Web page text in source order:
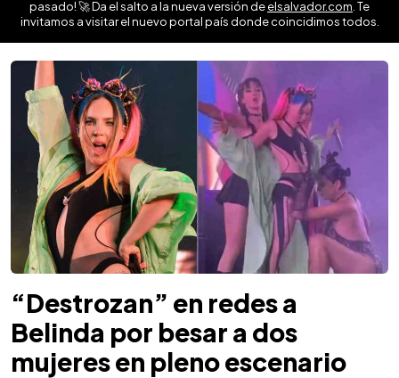
pasado! 🚀 Da el salto a la nueva versión deelsalvador.com . Te
invitamos a visitar el nuevo portal país donde coincidimos todos.
“Destrozan” en redes a
Belinda por besar a dos
mujeres en pleno escenario